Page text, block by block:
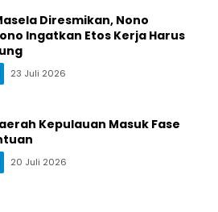
Diresmikan, Nono
Ingatkan Etos Kerja Harus
23 Juli 2026
Kepulauan Masuk Fase
20 Juli 2026